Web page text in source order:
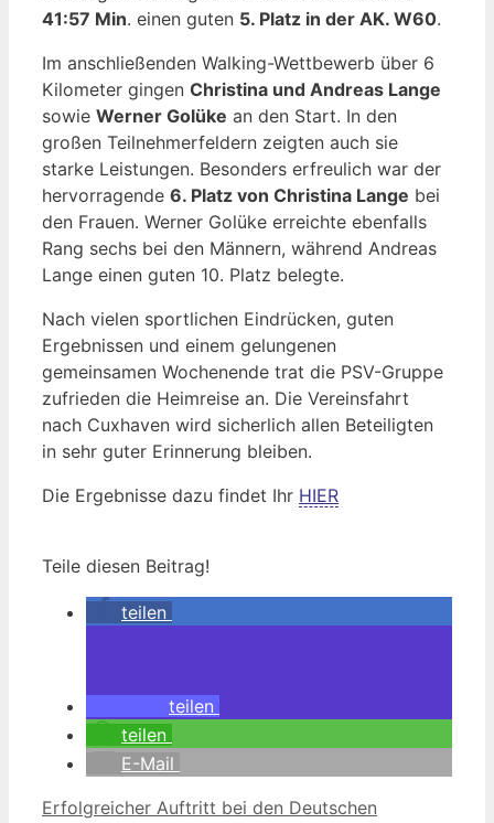
41:57 Min. einen guten 5. Platz in der AK. W60.
Im anschließenden Walking-Wettbewerb über 6
Kilometer gingen Christina und Andreas Lange
sowie Werner Golüke an den Start. In den
großen Teilnehmerfeldern zeigten auch sie
starke Leistungen. Besonders erfreulich war der
hervorragende 6. Platz von Christina Lange bei
den Frauen. Werner Golüke erreichte ebenfalls
Rang sechs bei den Männern, während Andreas
Lange einen guten 10. Platz belegte.
Nach vielen sportlichen Eindrücken, guten
Ergebnissen und einem gelungenen
gemeinsamen Wochenende trat die PSV-Gruppe
zufrieden die Heimreise an. Die Vereinsfahrt
nach Cuxhaven wird sicherlich allen Beteiligten
in sehr guter Erinnerung bleiben.
Die Ergebnisse dazu findet Ihr HIER
Teile diesen Beitrag!
teilen
teilen
teilen
E-Mail
Erfolgreicher Auftritt bei den Deutschen